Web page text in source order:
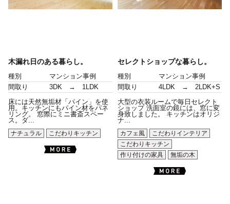
木漏れ日のある暮らし。
種別
マンション事例
間取り
3DK → 1LDK
床には天然無垢材「パイン」を使
用。キッチンにもパイン材をパネ
リング。 窓際にミニ書斎スペー
ス。ダ...
ナチュラル
こだわりキッチン
セレクトショップな暮らし。
種別
マンション事例
間取り
4LDK → 2LDK+S
大型の衣装ルームで毎日セレクト
ショップ 洗面室の鏡には、窓に変
身致しました。 キッチンはオリジ
ナ...
カフェ風
こだわりインテリア
こだわりキッチン
作り付けの家具
無垢の木